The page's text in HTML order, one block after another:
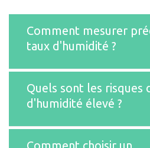
Comment mesurer
taux d'humidité ?
Quels sont les risques
d'humidité élevé ?